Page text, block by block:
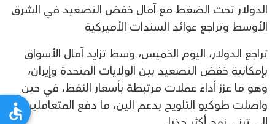
الدولار تحت الضغط مع آمال خفض التصعيد في الشرق
الأوسط وتراجع عوائد السندات الأميركية
تراجع الدولار، اليوم الخميس، وسط تزايد آمال الأسواق
بإمكانية خفض التصعيد بين الولايات المتحدة وإيران،
وهو ما عزز أداء عملات مرتبطة بأسعار النفط، في حين
واصلت طوكيو التلويح بدعم الين، ما دفع المتعاملين